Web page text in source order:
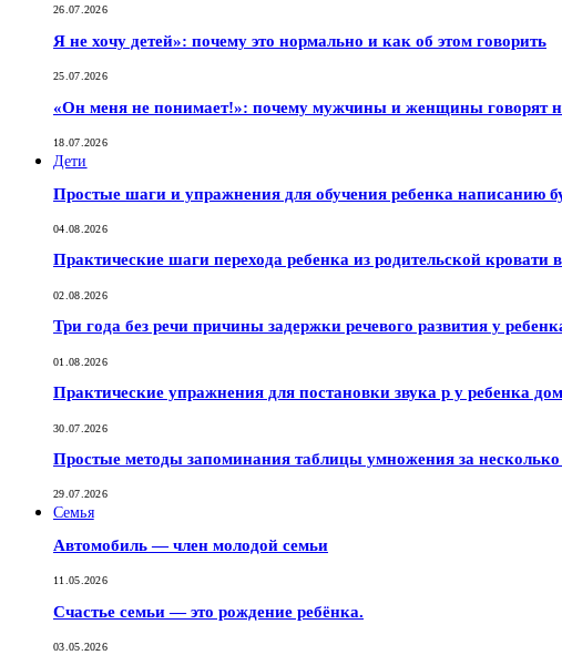
26.07.2026
Я не хочу детей»: почему это нормально и как об этом говорить
25.07.2026
«Он меня не понимает!»: почему мужчины и женщины говорят
18.07.2026
Дети
Простые шаги и упражнения для обучения ребенка написанию
04.08.2026
Практические шаги перехода ребенка из родительской кровати
02.08.2026
Три года без речи причины задержки речевого развития у
01.08.2026
Практические упражнения для постановки звука р у ребенка
30.07.2026
Простые методы запоминания таблицы умножения за
29.07.2026
Семья
Автомобиль — член молодой семьи
11.05.2026
Счастье семьи — это рождение ребёнка.
03.05.2026